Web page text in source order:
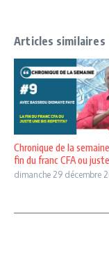
Articles similaires
Chronique de la
fin du franc CFA ou
dimanche 29 décembre